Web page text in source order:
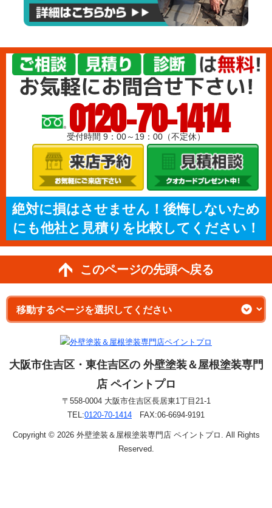
0120-70-1414
受付時間 9：00～19：00（不定休）
絶対に損はさせません！後悔しないため
にも他社と見積りを比較してください！
このページの先頭へ戻る
大阪市住吉区・東住吉区の 外壁塗装＆屋根塗装専門
店 ペイントプロ
〒558-0004 大阪市住吉区長居東1丁目21-1
TEL:0120-70-1414 FAX:06-6694-9191
Copyright © 2026 外壁塗装＆屋根塗装専門店 ペイントプロ. All Rights
Reserved.